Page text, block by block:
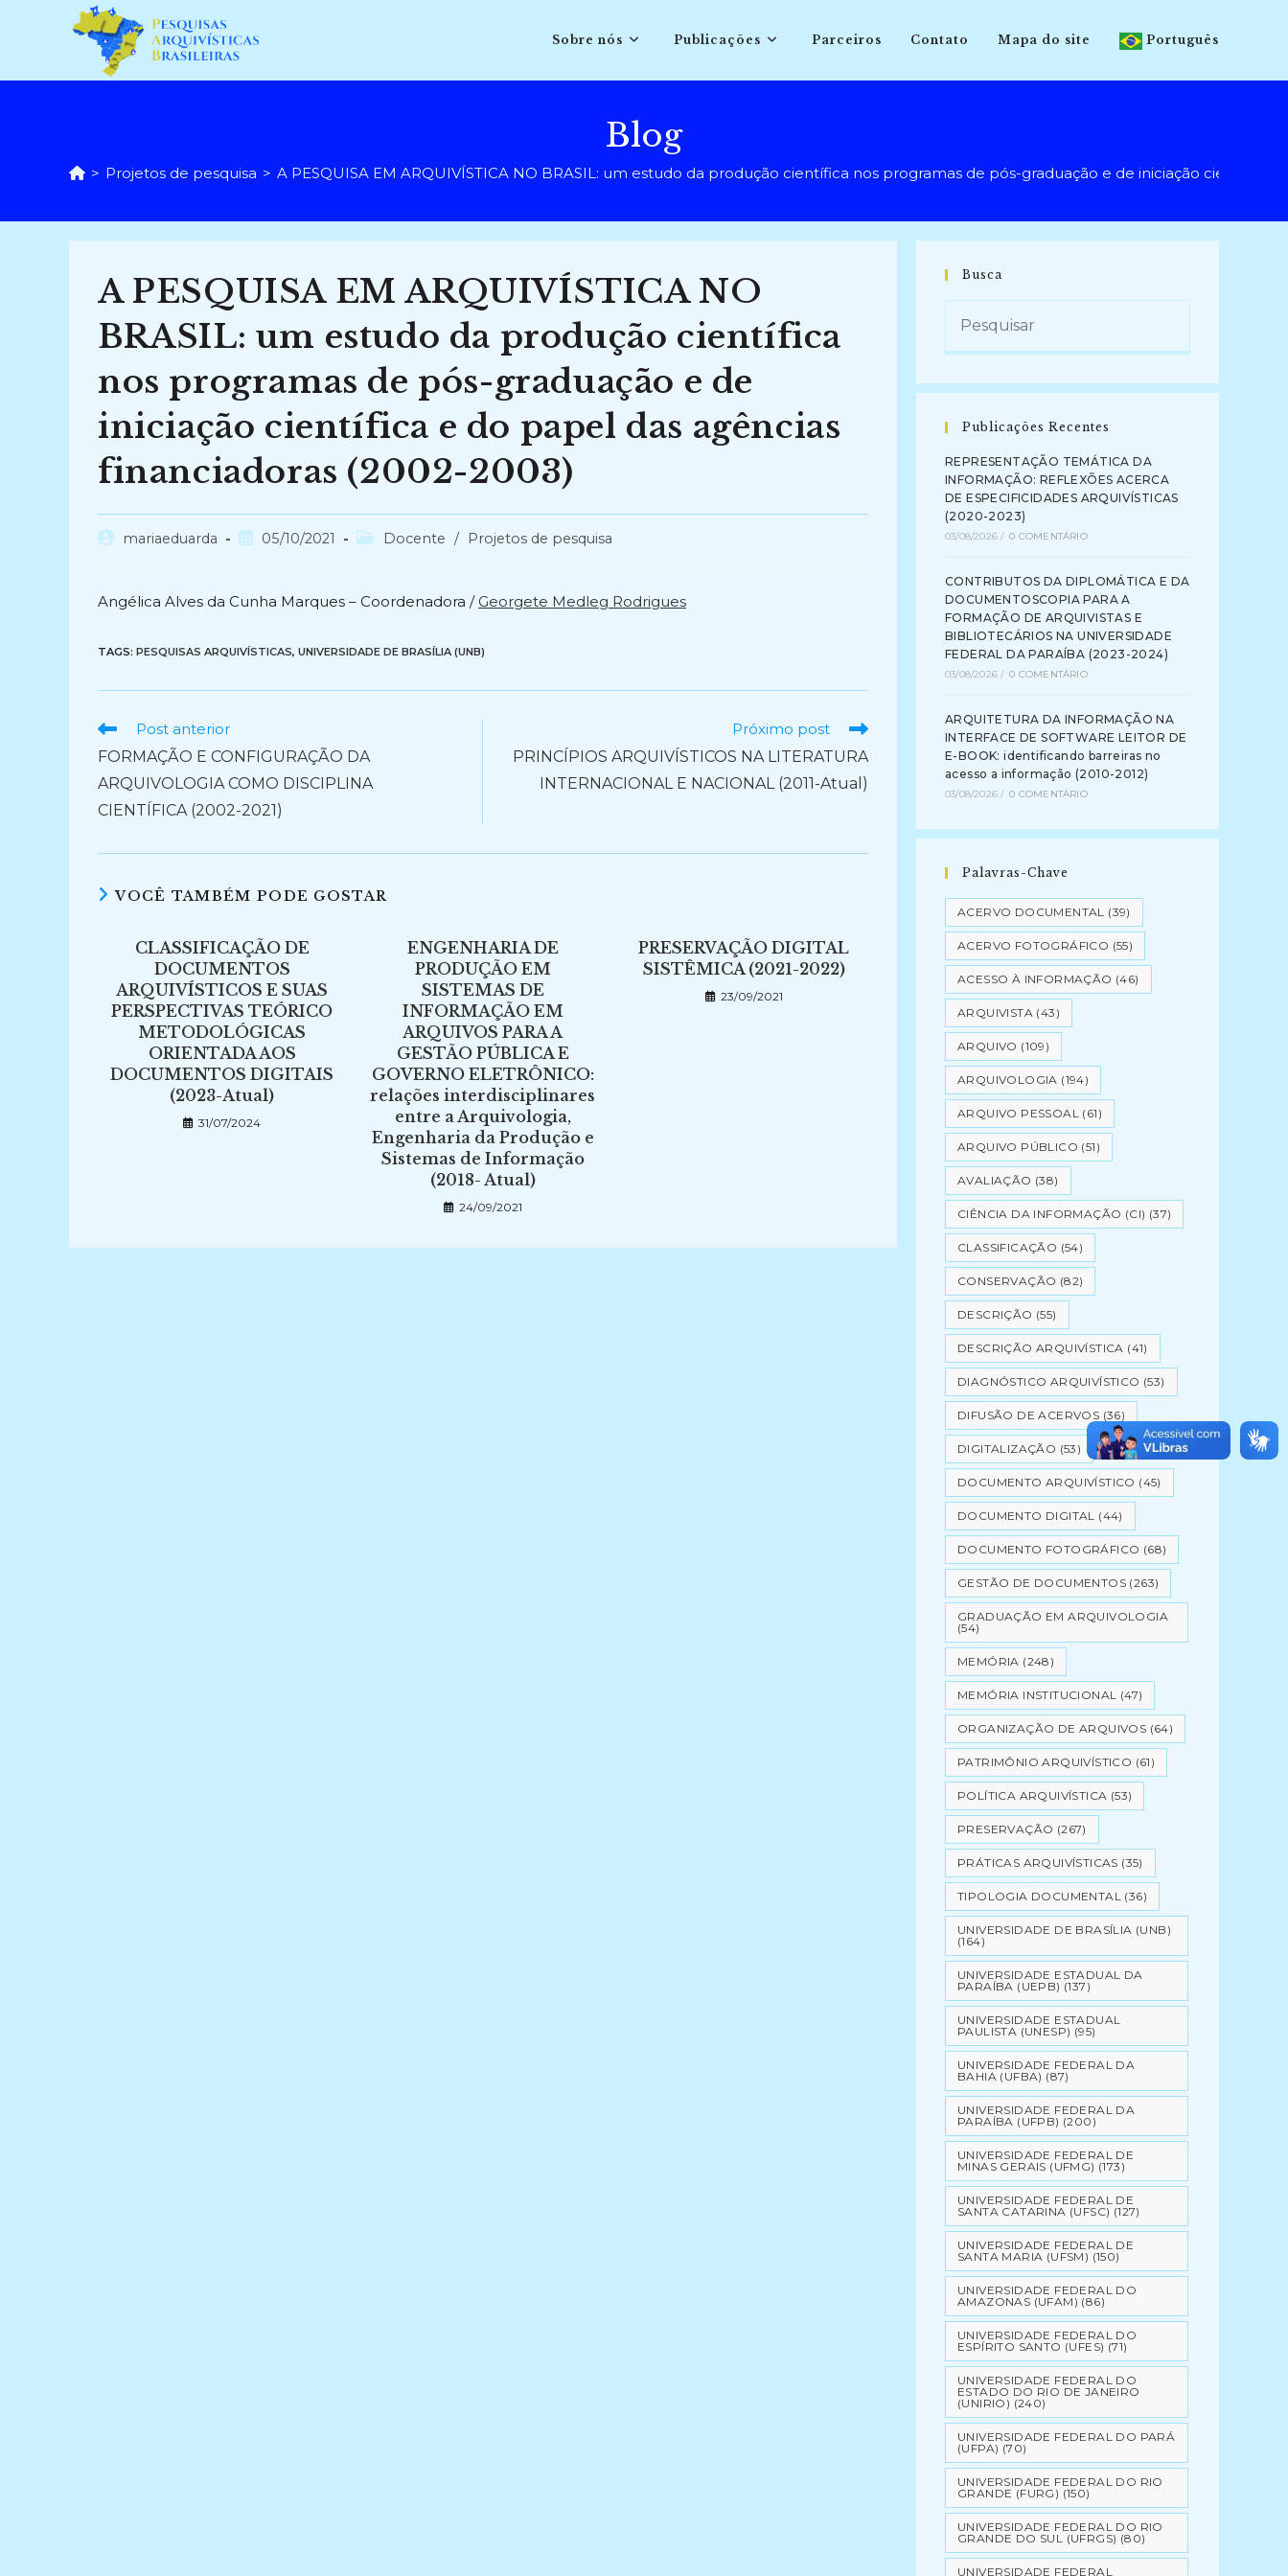
conteúdo
Sobre nós Publicações Parceiros Contato Mapa do site Português
Blog
> Projetos de pesquisa > A PESQUISA EM ARQUIVÍSTICA NO BRASIL: um estudo da produção científica nos programas de pós-graduação e de iniciação científica
A PESQUISA EM ARQUIVÍSTICA NO
BRASIL: um estudo da produção científica
nos programas de pós-graduação e de
iniciação científica e do papel das agências
financiadoras (2002-2003)
Autormariaeduarda
Post05/10/2021
Categoria
Docente / Projetos de pesquisa
Angélica Alves da Cunha Marques – Coordenadora / Georgete Medleg Rodrigues
TAGS: PESQUISAS ARQUIVÍSTICAS, UNIVERSIDADE DE BRASÍLIA (UNB)
Ler
artigos
Post anterior
FORMAÇÃO E CONFIGURAÇÃO DA
ARQUIVOLOGIA COMO DISCIPLINA
CIENTÍFICA (2002-2021)
Próximo post
PRINCÍPIOS ARQUIVÍSTICOS NA LITERATURA
INTERNACIONAL E NACIONAL (2011-Atual)
VOCÊ TAMBÉM PODE GOSTAR
CLASSIFICAÇÃO DE
DOCUMENTOS
ARQUIVÍSTICOS E SUAS
PERSPECTIVAS TEÓRICO
METODOLÓGICAS
ORIENTADA AOS
DOCUMENTOS DIGITAIS
(2023-Atual)
31/07/2024
ENGENHARIA DE
PRODUÇÃO EM
SISTEMAS DE
INFORMAÇÃO EM
ARQUIVOS PARA A
GESTÃO PÚBLICA E
GOVERNO ELETRÔNICO:
relações interdisciplinares
entre a Arquivologia,
Engenharia da Produção e
Sistemas de Informação
(2018- Atual)
24/09/2021
PRESERVAÇÃO DIGITAL
SISTÊMICA (2021-2022)
23/09/2021
Busca
Publicações Recentes
REPRESENTAÇÃO TEMÁTICA DA
INFORMAÇÃO: REFLEXÕES ACERCA
DE ESPECIFICIDADES ARQUIVÍSTICAS
(2020-2023)
03/08/2026 / 0 COMENTÁRIO
CONTRIBUTOS DA DIPLOMÁTICA E DA
DOCUMENTOSCOPIA PARA A
FORMAÇÃO DE ARQUIVISTAS E
BIBLIOTECÁRIOS NA UNIVERSIDADE
FEDERAL DA PARAÍBA (2023-2024)
03/08/2026 / 0 COMENTÁRIO
ARQUITETURA DA INFORMAÇÃO NA
INTERFACE DE SOFTWARE LEITOR DE
E-BOOK: identificando barreiras no
acesso a informação (2010-2012)
03/08/2026 / 0 COMENTÁRIO
Palavras-Chave
ACERVO DOCUMENTAL (39)
ACERVO FOTOGRÁFICO (55)
ACESSO À INFORMAÇÃO (46)
ARQUIVISTA (43)
ARQUIVO (109)
ARQUIVOLOGIA (194)
ARQUIVO PESSOAL (61)
ARQUIVO PÚBLICO (51)
AVALIAÇÃO (38)
CIÊNCIA DA INFORMAÇÃO (CI) (37)
CLASSIFICAÇÃO (54)
CONSERVAÇÃO (82)
DESCRIÇÃO (55)
DESCRIÇÃO ARQUIVÍSTICA (41)
DIAGNÓSTICO ARQUIVÍSTICO (53)
DIFUSÃO DE ACERVOS (36)
DIGITALIZAÇÃO (53)
DOCUMENTO ARQUIVÍSTICO (45)
DOCUMENTO DIGITAL (44)
DOCUMENTO FOTOGRÁFICO (68)
GESTÃO DE DOCUMENTOS (263)
GRADUAÇÃO EM ARQUIVOLOGIA
(54)
MEMÓRIA (248)
MEMÓRIA INSTITUCIONAL (47)
ORGANIZAÇÃO DE ARQUIVOS (64)
PATRIMÔNIO ARQUIVÍSTICO (61)
POLÍTICA ARQUIVÍSTICA (53)
PRESERVAÇÃO (267)
PRÁTICAS ARQUIVÍSTICAS (35)
TIPOLOGIA DOCUMENTAL (36)
UNIVERSIDADE DE BRASÍLIA (UNB)
(164)
UNIVERSIDADE ESTADUAL DA
PARAÍBA (UEPB) (137)
UNIVERSIDADE ESTADUAL
PAULISTA (UNESP) (95)
UNIVERSIDADE FEDERAL DA
BAHIA (UFBA) (87)
UNIVERSIDADE FEDERAL DA
PARAÍBA (UFPB) (200)
UNIVERSIDADE FEDERAL DE
MINAS GERAIS (UFMG) (173)
UNIVERSIDADE FEDERAL DE
SANTA CATARINA (UFSC) (127)
UNIVERSIDADE FEDERAL DE
SANTA MARIA (UFSM) (150)
UNIVERSIDADE FEDERAL DO
AMAZONAS (UFAM) (86)
UNIVERSIDADE FEDERAL DO
ESPÍRITO SANTO (UFES) (71)
UNIVERSIDADE FEDERAL DO
ESTADO DO RIO DE JANEIRO
(UNIRIO) (240)
UNIVERSIDADE FEDERAL DO PARÁ
(UFPA) (70)
UNIVERSIDADE FEDERAL DO RIO
GRANDE (FURG) (150)
UNIVERSIDADE FEDERAL DO RIO
GRANDE DO SUL (UFRGS) (80)
UNIVERSIDADE FEDERAL